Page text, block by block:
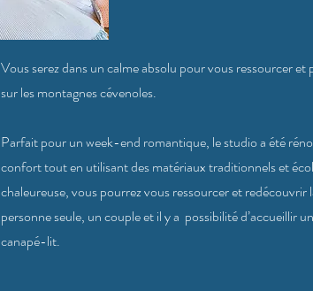
Vous serez dans un calme absolu pour vous ressourcer
sur les montagnes cévenoles.
Parfait pour un week-end romantique, le studio a été
confort tout en utilisant des matériaux traditionnels et
chaleureuse, vous pourrez vous ressourcer et
personne seule, un couple et il y a possibilité d’accueillir
canapé-lit.